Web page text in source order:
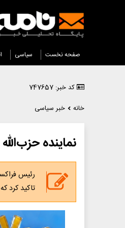
صفحه نخست سیاسی
کد خبر: 747657
خانه
خبر سیاسی
نماینده
رئیس
تاکید کرد